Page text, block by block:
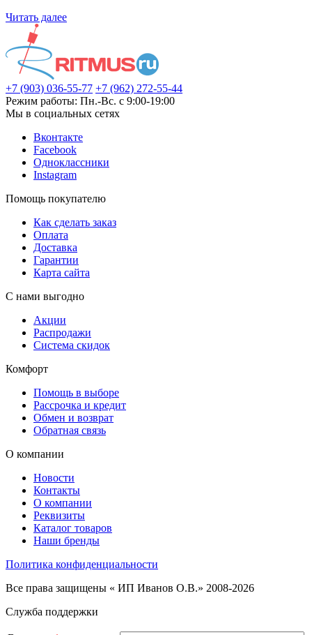
Читать далее
+7 (903) 036-55-77 +7 (962) 272-55-44
Режим работы: Пн.-Вс. с 9:00-19:00
Мы в социальных сетях
Вконтакте
Facebook
Одноклассники
Instagram
Помощь покупателю
Как сделать заказ
Оплата
Доставка
Гарантии
Карта сайта
С нами выгодно
Акции
Распродажи
Система скидок
Комфорт
Помощь в выборе
Рассрочка и кредит
Обмен и возврат
Обратная связь
О компании
Новости
Контакты
О компании
Реквизиты
Каталог товаров
Наши бренды
Политика конфиденциальности
Все права защищены « ИП Иванов О.В.» 2008-2026
Служба поддержки